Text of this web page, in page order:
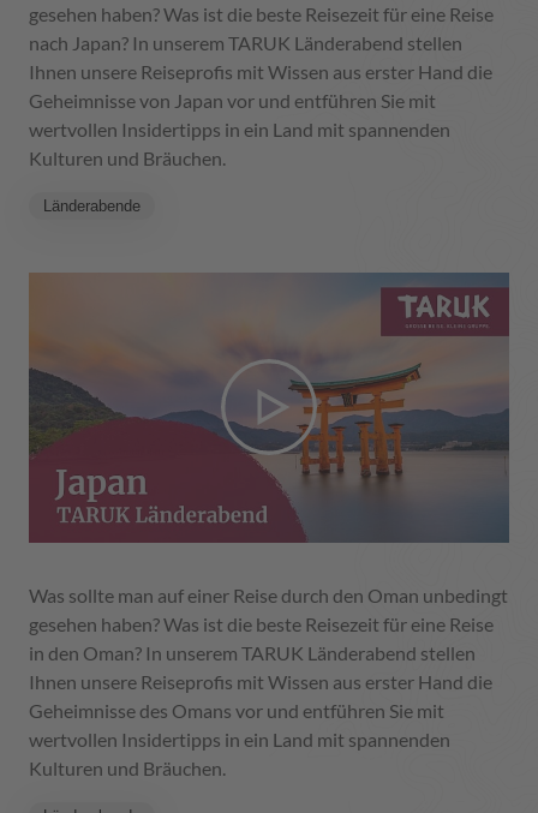
gesehen haben? Was ist die beste Reisezeit für eine Reise
nach Japan? In unserem TARUK Länderabend stellen
Ihnen unsere Reiseprofis mit Wissen aus erster Hand die
Geheimnisse von Japan vor und entführen Sie mit
wertvollen Insidertipps in ein Land mit spannenden
Kulturen und Bräuchen.
Länderabende
Was sollte man auf einer Reise durch den Oman unbedingt
gesehen haben? Was ist die beste Reisezeit für eine Reise
in den Oman? In unserem TARUK Länderabend stellen
Ihnen unsere Reiseprofis mit Wissen aus erster Hand die
Geheimnisse des Omans vor und entführen Sie mit
wertvollen Insidertipps in ein Land mit spannenden
Kulturen und Bräuchen.